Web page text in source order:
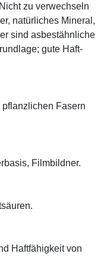
zu verwechseln
natürliches Mineral,
sind asbestähnliche
gute Haft-
Fasern
Filmbildner.
Haftfähigkeit von